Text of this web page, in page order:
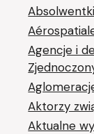
Agencje i
Aktorzy
Aktualne